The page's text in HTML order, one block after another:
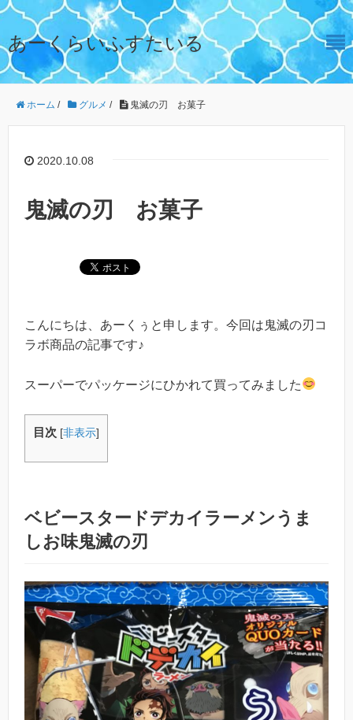
あーくらいふすたいる
ホーム / グルメ / 鬼滅の刃 お菓子
2020.10.08
鬼滅の刃 お菓子
こんにちは、あーくぅと申します。今回は鬼滅の刃コ
ラボ商品の記事です♪
スーパーでパッケージにひかれて買ってみました
目次 [非表示]
ベビースタードデカイラーメンうま
しお味鬼滅の刃